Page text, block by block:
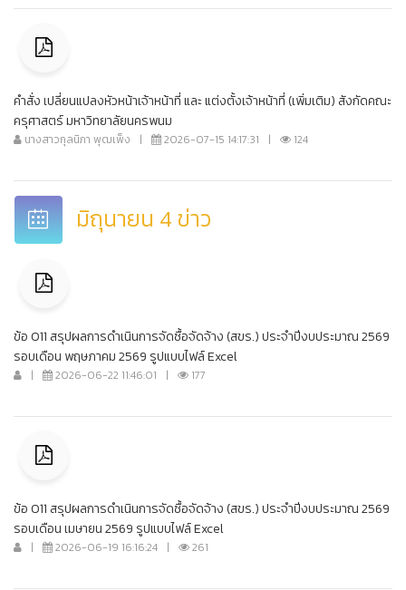
คำสั่ง เปลี่ยนแปลงหัวหน้าเจ้าหน้าที่ และ แต่งตั้งเจ้าหน้าที่ (เพิ่มเติม) สังกัดคณะ
ครุศาสตร์ มหาวิทยาลัยนครพนม
นางสาวกุลนิภา พุฒเพ็ง | 2026-07-15 14:17:31 | 124
มิถุนายน 4 ข่าว
ข้อ O11 สรุปผลการดำเนินการจัดซื้อจัดจ้าง (สขร.) ประจำปีงบประมาณ 2569
รอบเดือน พฤษภาคม 2569 รูปแบบไฟล์ Excel
| 2026-06-22 11:46:01 | 177
ข้อ O11 สรุปผลการดำเนินการจัดซื้อจัดจ้าง (สขร.) ประจำปีงบประมาณ 2569
รอบเดือน เมษายน 2569 รูปแบบไฟล์ Excel
| 2026-06-19 16:16:24 | 261